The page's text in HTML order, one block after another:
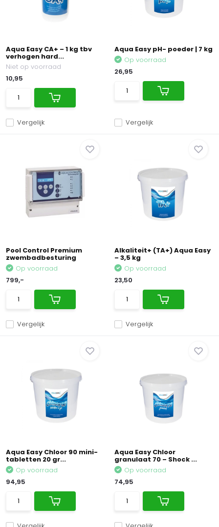
Aqua Easy CA+ – 1 kg tbv
verhogen hard...
Vergelijk
Niet op voorraad
10,95
Aqua Easy pH- poeder | 7 kg
Vergelijk
Op voorraad
26,95
Pool Control Premium
zwembadbesturing
Vergelijk
Op voorraad
799,-
Alkaliteit+ (TA+) Aqua Easy
– 3,5 kg
Vergelijk
Op voorraad
23,50
Aqua Easy Chloor 90 mini-
tabletten 20 gr...
Op voorraad
94,95
Aqua Easy Chloor
granulaat 70 – Shock ...
Op voorraad
74,95